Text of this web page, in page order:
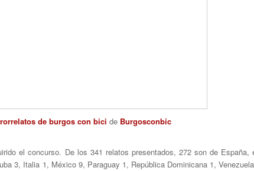
de burgos con bici de Burgosconbic
el concurso. De los 341 relatos presentados, 272 son de España,
3, Italia 1, México 9, Paraguay 1, República Dominicana 1,